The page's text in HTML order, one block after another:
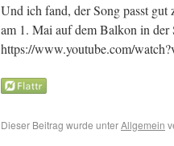
Und ich fand, der Song passt
am 1. Mai auf dem Balkon in der
https://www.youtube.com/
Dieser Beitrag wurde unterAllgemein